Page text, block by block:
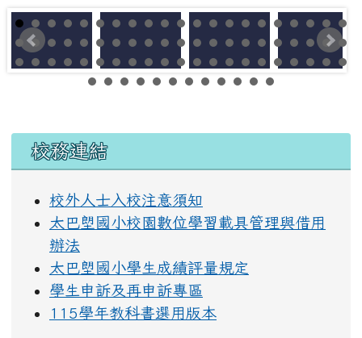
左邊區域內容
校務連結
校外人士入校注意須知
太巴塱國小校園數位學習載具管理與借用
辦法
太巴塱國小學生成績評量規定
學生申訴及再申訴專區
115學年教科書選用版本